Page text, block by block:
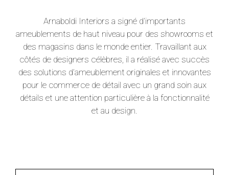
Arnaboldi Interiors a signé d’importants
ameublements de haut niveau pour des showrooms et
des magasins dans le monde entier. Travaillant aux
côtés de designers célèbres, il a réalisé avec succès
des solutions d’ameublement originales et innovantes
pour le commerce de détail avec un grand soin aux
détails et une attention particulière à la fonctionnalité
et au design.